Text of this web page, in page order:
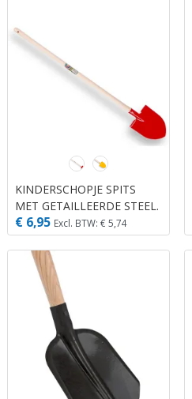
KINDERSCHOPJE SPITS
MET GETAILLEERDE STEEL.
€ 6,95 Excl. BTW: € 5,74